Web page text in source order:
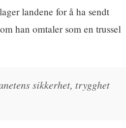
landene for å ha sendt
han omtaler som en trussel
sikkerhet, trygghet